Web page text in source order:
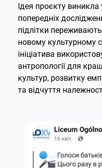
Ідея проєкту виникла
попередніх
підлітки
новому культурному
ініціатива
антропології для
культур, розвитку
та відчуття